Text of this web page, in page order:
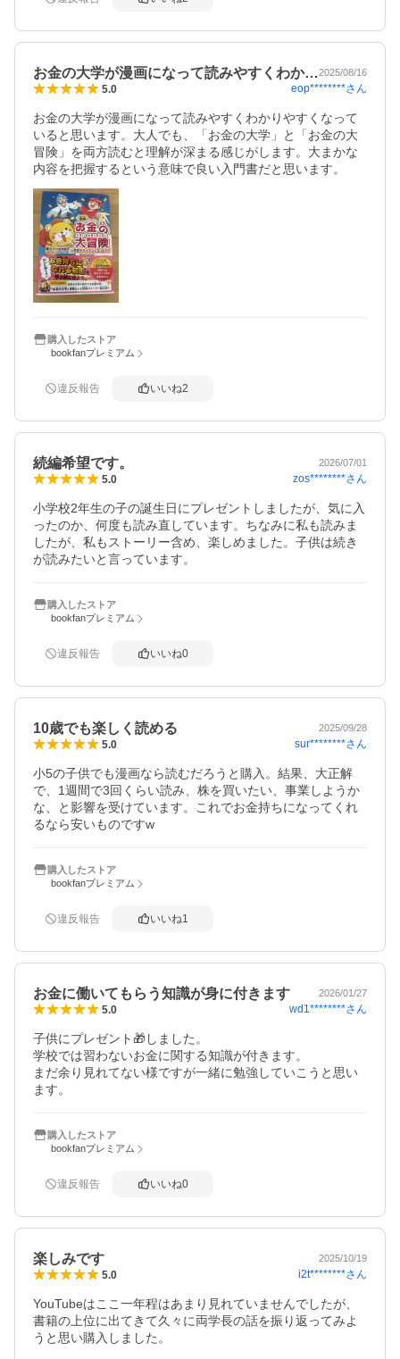
お金の大学が漫画になって読みやすくわか…2025/08/16
5.0 eop********さん
お金の大学が漫画になって読みやすくわかりやすくなって
いると思います。大人でも、「お金の大学」と「お金の大
冒険」を両方読むと理解が深まる感じがします。大まかな
内容を把握するという意味で良い入門書だと思います。
購入したストア
bookfanプレミアム
違反報告 いいね2
続編希望です。 2026/07/01
5.0 zos********さん
小学校2年生の子の誕生日にプレゼントしましたが、気に入
ったのか、何度も読み直しています。ちなみに私も読みま
したが、私もストーリー含め、楽しめました。子供は続き
が読みたいと言っています。
購入したストア
bookfanプレミアム
違反報告 いいね0
10歳でも楽しく読める 2025/09/28
5.0 sur********さん
小5の子供でも漫画なら読むだろうと購入。結果、大正解
で、1週間で3回くらい読み、株を買いたい、事業しようか
な、と影響を受けています。これでお金持ちになってくれ
るなら安いものですw
購入したストア
bookfanプレミアム
違反報告 いいね1
お金に働いてもらう知識が身に付きます 2026/01/27
5.0 wd1********さん
子供にプレゼント🎁しました。
学校では習わないお金に関する知識が付きます。
まだ余り見れてない様ですが一緒に勉強していこうと思い
ます。
購入したストア
bookfanプレミアム
違反報告 いいね0
楽しみです 2025/10/19
5.0 i2t********さん
YouTubeはここ一年程はあまり見れていませんでしたが、
書籍の上位に出てきて久々に両学長の話を振り返ってみよ
うと思い購入しました。